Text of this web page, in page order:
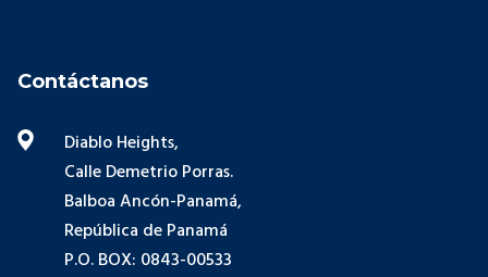
Contáctanos
Diablo Heights,
Calle Demetrio Porras.
Balboa Ancón-Panamá,
República de Panamá
P.O. BOX: 0843-00533